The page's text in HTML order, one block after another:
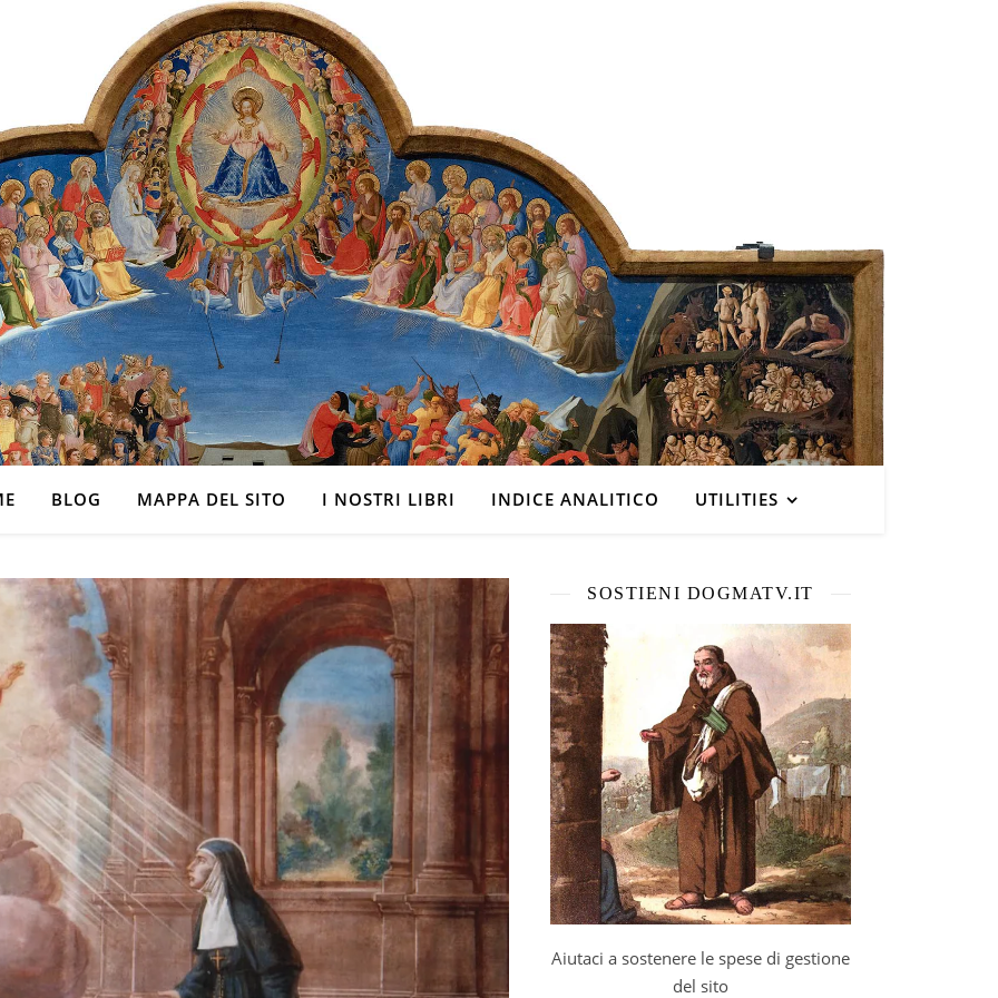
BLOG MAPPA DEL SITO I NOSTRI LIBRI INDICE ANALITICO UTILITIES
SOSTIENI DOGMATV.IT
Aiutaci a sostenere le spese di gestione
del sito